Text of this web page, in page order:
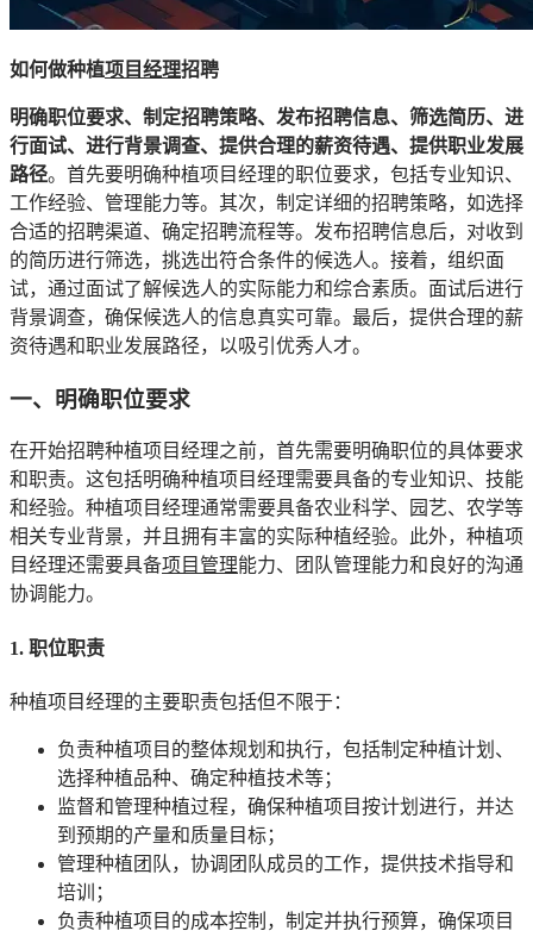
如何做种植项目经理招聘
明确职位要求、制定招聘策略、发布招聘信息、筛选简历、进
行面试、进行背景调查、提供合理的薪资待遇、提供职业发展
路径。首先要明确种植项目经理的职位要求，包括专业知识、
工作经验、管理能力等。其次，制定详细的招聘策略，如选择
合适的招聘渠道、确定招聘流程等。发布招聘信息后，对收到
的简历进行筛选，挑选出符合条件的候选人。接着，组织面
试，通过面试了解候选人的实际能力和综合素质。面试后进行
背景调查，确保候选人的信息真实可靠。最后，提供合理的薪
资待遇和职业发展路径，以吸引优秀人才。
一、明确职位要求
在开始招聘种植项目经理之前，首先需要明确职位的具体要求
和职责。这包括明确种植项目经理需要具备的专业知识、技能
和经验。种植项目经理通常需要具备农业科学、园艺、农学等
相关专业背景，并且拥有丰富的实际种植经验。此外，种植项
目经理还需要具备项目管理能力、团队管理能力和良好的沟通
协调能力。
1. 职位职责
种植项目经理的主要职责包括但不限于：
负责种植项目的整体规划和执行，包括制定种植计划、
选择种植品种、确定种植技术等；
监督和管理种植过程，确保种植项目按计划进行，并达
到预期的产量和质量目标；
管理种植团队，协调团队成员的工作，提供技术指导和
培训；
负责种植项目的成本控制，制定并执行预算，确保项目